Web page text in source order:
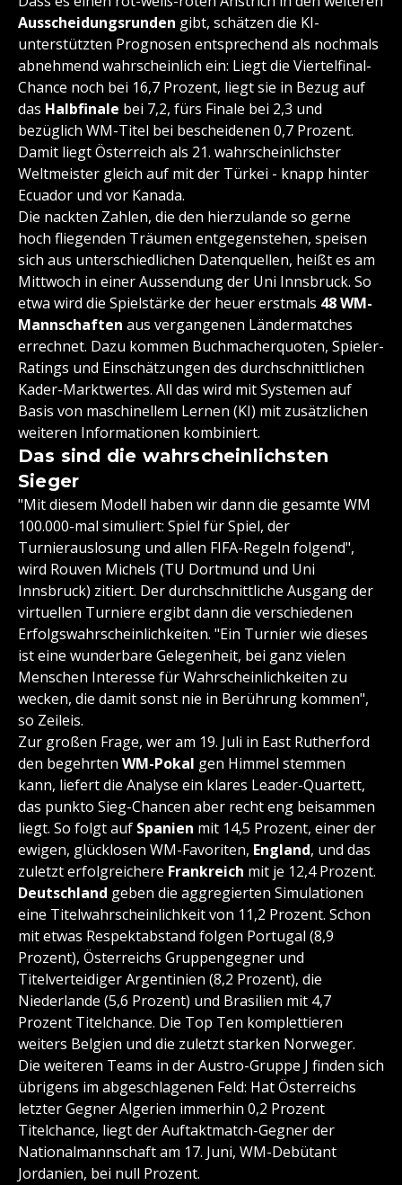
Ausscheidungsrunden gibt, schätzen die KI-
unterstützten Prognosen entsprechend als nochmals
abnehmend wahrscheinlich ein: Liegt die Viertelfinal-
Chance noch bei 16,7 Prozent, liegt sie in Bezug auf
das Halbfinale bei 7,2, fürs Finale bei 2,3 und
bezüglich WM-Titel bei bescheidenen 0,7 Prozent.
Damit liegt Österreich als 21. wahrscheinlichster
Weltmeister gleich auf mit der Türkei - knapp hinter
Ecuador und vor Kanada.
Die nackten Zahlen, die den hierzulande so gerne
hoch fliegenden Träumen entgegenstehen, speisen
sich aus unterschiedlichen Datenquellen, heißt es am
Mittwoch in einer Aussendung der Uni Innsbruck. So
etwa wird die Spielstärke der heuer erstmals 48 WM-
Mannschaften aus vergangenen Ländermatches
errechnet. Dazu kommen Buchmacherquoten, Spieler-
Ratings und Einschätzungen des durchschnittlichen
Kader-Marktwertes. All das wird mit Systemen auf
Basis von maschinellem Lernen (KI) mit zusätzlichen
weiteren Informationen kombiniert.
Das sind die wahrscheinlichsten
Sieger
"Mit diesem Modell haben wir dann die gesamte WM
100.000-mal simuliert: Spiel für Spiel, der
Turnierauslosung und allen FIFA-Regeln folgend",
wird Rouven Michels (TU Dortmund und Uni
Innsbruck) zitiert. Der durchschnittliche Ausgang der
virtuellen Turniere ergibt dann die verschiedenen
Erfolgswahrscheinlichkeiten. "Ein Turnier wie dieses
ist eine wunderbare Gelegenheit, bei ganz vielen
Menschen Interesse für Wahrscheinlichkeiten zu
wecken, die damit sonst nie in Berührung kommen",
so Zeileis.
Zur großen Frage, wer am 19. Juli in East Rutherford
den begehrten WM-Pokal gen Himmel stemmen
kann, liefert die Analyse ein klares Leader-Quartett,
das punkto Sieg-Chancen aber recht eng beisammen
liegt. So folgt auf Spanien mit 14,5 Prozent, einer der
ewigen, glücklosen WM-Favoriten, England, und das
zuletzt erfolgreichere Frankreich mit je 12,4 Prozent.
Deutschland geben die aggregierten Simulationen
eine Titelwahrscheinlichkeit von 11,2 Prozent. Schon
mit etwas Respektabstand folgen Portugal (8,9
Prozent), Österreichs Gruppengegner und
Titelverteidiger Argentinien (8,2 Prozent), die
Niederlande (5,6 Prozent) und Brasilien mit 4,7
Prozent Titelchance. Die Top Ten komplettieren
weiters Belgien und die zuletzt starken Norweger.
Die weiteren Teams in der Austro-Gruppe J finden sich
übrigens im abgeschlagenen Feld: Hat Österreichs
letzter Gegner Algerien immerhin 0,2 Prozent
Titelchance, liegt der Auftaktmatch-Gegner der
Nationalmannschaft am 17. Juni, WM-Debütant
Jordanien, bei null Prozent.